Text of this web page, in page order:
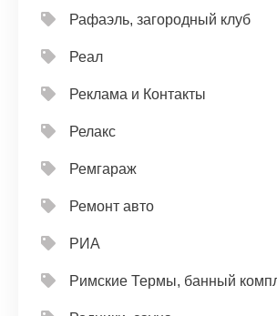
Рафаэль, загородный клуб
Реал
Реклама и Контакты
Релакс
Ремгараж
Ремонт авто
РИА
Римские Термы, банный